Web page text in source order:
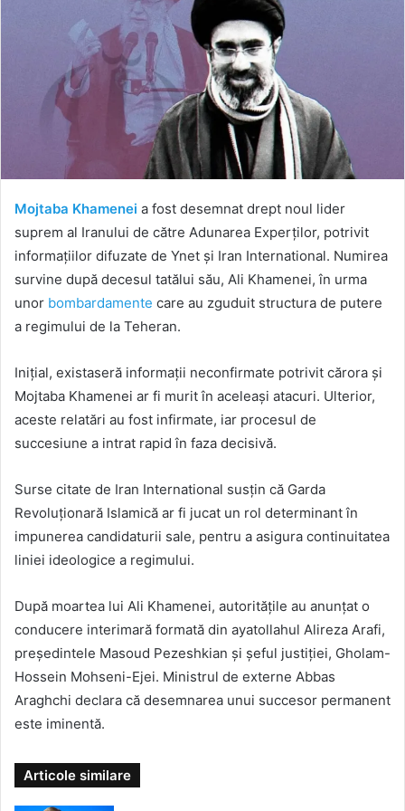
Mojtaba Khamenei a fost desemnat drept noul lider
suprem al Iranului de către Adunarea Experților, potrivit
informațiilor difuzate de Ynet și Iran International. Numirea
survine după decesul tatălui său, Ali Khamenei, în urma
unor bombardamente care au zguduit structura de putere
a regimului de la Teheran.
Inițial, existaseră informații neconfirmate potrivit cărora și
Mojtaba Khamenei ar fi murit în aceleași atacuri. Ulterior,
aceste relatări au fost infirmate, iar procesul de
succesiune a intrat rapid în faza decisivă.
Surse citate de Iran International susțin că Garda
Revoluționară Islamică ar fi jucat un rol determinant în
impunerea candidaturii sale, pentru a asigura continuitatea
liniei ideologice a regimului.
După moartea lui Ali Khamenei, autoritățile au anunțat o
conducere interimară formată din ayatollahul Alireza Arafi,
președintele Masoud Pezeshkian și șeful justiției, Gholam-
Hossein Mohseni-Ejei. Ministrul de externe Abbas
Araghchi declara că desemnarea unui succesor permanent
este iminentă.
Articole similare